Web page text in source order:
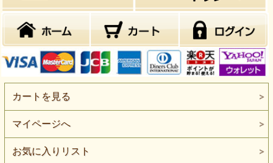
カートを見る
マイページへ
お気に入りリスト